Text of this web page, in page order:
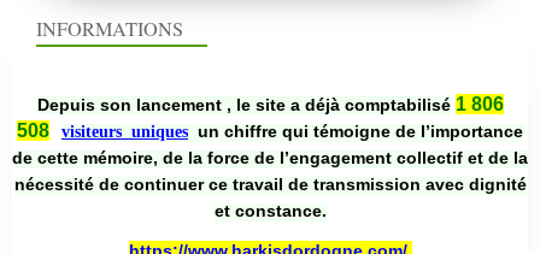
INFORMATIONS
Depuis son lancement , le site a déjà comptabilisé 1 806
508
visiteurs uniques un chiffre qui témoigne de l’importance
de cette mémoire, de la force de l’engagement collectif et de la
nécessité de continuer ce travail de transmission avec dignité
et constance.